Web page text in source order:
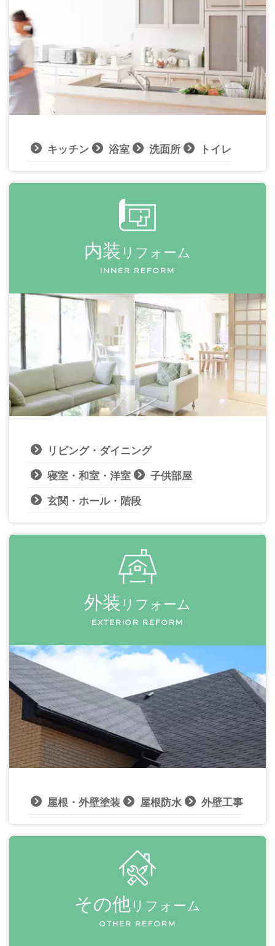
キッチン 浴室 洗面所 トイレ
内装 リフォーム
INNER REFORM
リビング・ダイニング
寝室・和室・洋室 子供部屋
玄関・ホール・階段
外装 リフォーム
EXTERIOR REFORM
屋根・外壁塗装 屋根防水 外壁工事
その他 リフォーム
OTHER REFORM